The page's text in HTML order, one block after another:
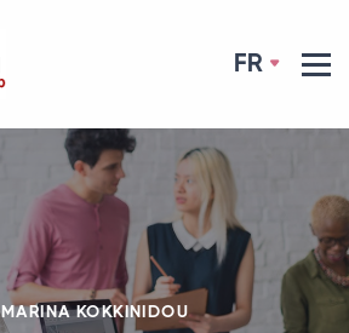
FR
MARINAKOKKINIDOU